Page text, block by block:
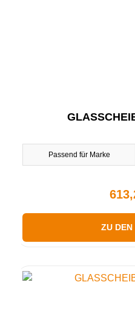
Passend für Marke
ZU DEN